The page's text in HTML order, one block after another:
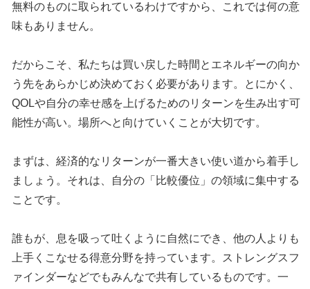
無料のものに取られているわけですから、これでは何の意
味もありません。
だからこそ、私たちは買い戻した時間とエネルギーの向か
う先をあらかじめ決めておく必要があります。とにかく、
QOLや自分の幸せ感を上げるためのリターンを生み出す可
能性が高い。場所へと向けていくことが大切です。
まずは、経済的なリターンが一番大きい使い道から着手し
ましょう。それは、自分の「比較優位」の領域に集中する
ことです。
誰もが、息を吸って吐くように自然にでき、他の人よりも
上手くこなせる得意分野を持っています。ストレングスフ
ァインダーなどでもみんなで共有しているものです。一